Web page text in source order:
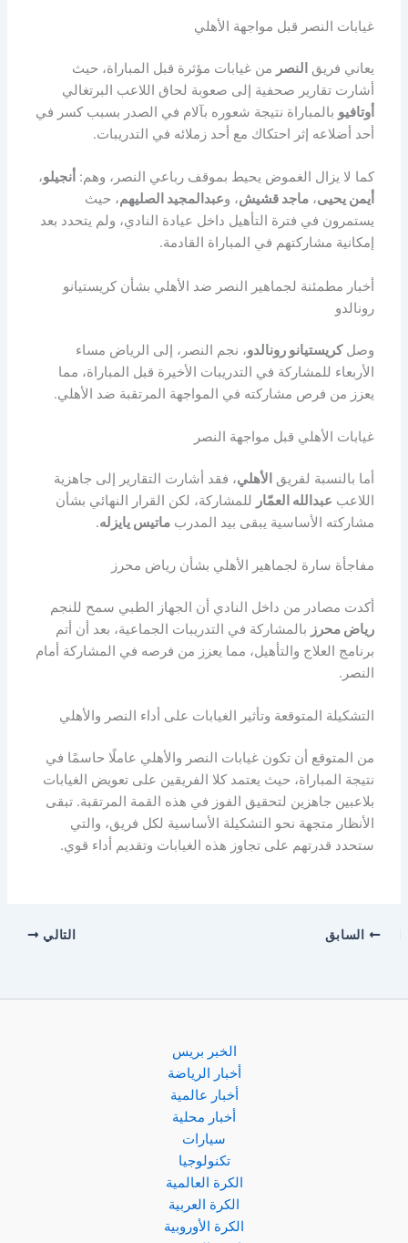
غيابات النصر قبل مواجهة الأهلي
يعاني فريق النصر من غيابات مؤثرة قبل المباراة، حيث
أشارت تقارير صحفية إلى صعوبة لحاق اللاعب البرتغالي
أوتافيو بالمباراة نتيجة شعوره بآلام في الصدر بسبب كسر في
أحد أضلاعه إثر احتكاك مع أحد زملائه في التدريبات.
كما لا يزال الغموض يحيط بموقف رباعي النصر، وهم: أنجيلو،
أيمن يحيى،ماجد قشيش، وعبدالمجيد الصليهم، حيث
يستمرون في فترة التأهيل داخل عيادة النادي، ولم يتحدد بعد
إمكانية مشاركتهم في المباراة القادمة.
أخبار مطمئنة لجماهير النصر ضد الأهلي بشأن كريستيانو
رونالدو
وصلكريستيانو رونالدو، نجم النصر، إلى الرياض مساء
الأربعاء للمشاركة في التدريبات الأخيرة قبل المباراة، مما
يعزز من فرص مشاركته في المواجهة المرتقبة ضد الأهلي.
غيابات الأهلي قبل مواجهة النصر
أما بالنسبة لفريق الأهلي، فقد أشارت التقارير إلى جاهزية
اللاعب عبدالله العمّار للمشاركة، لكن القرار النهائي بشأن
مشاركته الأساسية يبقى بيد المدربماتيس يايزله.
مفاجأة سارة لجماهير الأهلي بشأن رياض محرز
أكدت مصادر من داخل النادي أن الجهاز الطبي سمح للنجم
رياض محرز بالمشاركة في التدريبات الجماعية، بعد أن أتم
برنامج العلاج والتأهيل، مما يعزز من فرصه في المشاركة أمام
النصر.
التشكيلة المتوقعة وتأثير الغيابات على أداء النصر والأهلي
من المتوقع أن تكون غيابات النصر والأهلي عاملًا حاسمًا في
نتيجة المباراة، حيث يعتمد كلا الفريقين على تعويض الغيابات
بلاعبين جاهزين لتحقيق الفوز في هذه القمة المرتقبة. تبقى
الأنظار متجهة نحو التشكيلة الأساسية لكل فريق، والتي
ستحدد قدرتهم على تجاوز هذه الغيابات وتقديم أداء قوي.
السابق التالي
الخبر بريس
أخبار الرياضة
أخبار عالمية
أخبار محلية
سيارات
تكنولوجيا
الكرة العالمية
الكرة العربية
الكرة الأوروبية